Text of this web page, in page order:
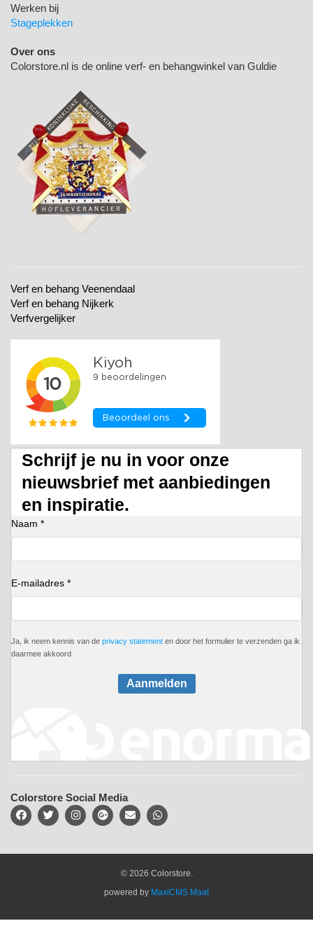
Werken bij
Stageplekken
Over ons
Colorstore.nl is de online verf- en behangwinkel van Guldie
Verf en behang Veenendaal
Verf en behang Nijkerk
Verfvergelijker
Schrijf je nu in voor onze
nieuwsbrief met aanbiedingen
en inspiratie.
Naam *
E-mailadres *
Ja, ik neem kennis van de privacy statement en door het formulier te verzenden ga ik
daarmee akkoord
Aanmelden
Colorstore Social Media
© 2026 Colorstore.
powered by MaxiCMS Maat